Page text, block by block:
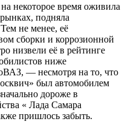
некоторое время оживила
подняла
не менее, её
сборки и коррозионной
низвели её в рейтинге
ниже
— несмотря на то, что
был автомобилем
дороже в
« Лада Самара
пришлось забыть.